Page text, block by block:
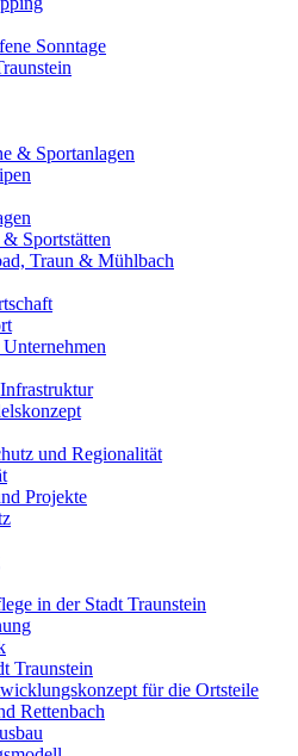
Sonntage
& Sportanlagen
Sportstätten
Traun & Mühlbach
und Regionalität
Projekte
in der Stadt Traunstein
Traunstein
für die Ortsteile
Rettenbach